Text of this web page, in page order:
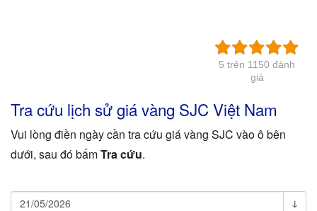
5 trên 1150 đánh
giá
Tra cứu lịch sử giá vàng SJC Việt Nam
Vui lòng điền ngày cần tra cứu giá vàng SJC vào ô bên
dưới, sau đó bấmTra cứu.
ↆ